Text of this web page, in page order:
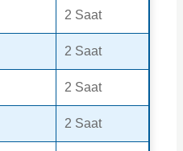
2 Saat
2 Saat
2 Saat
2 Saat